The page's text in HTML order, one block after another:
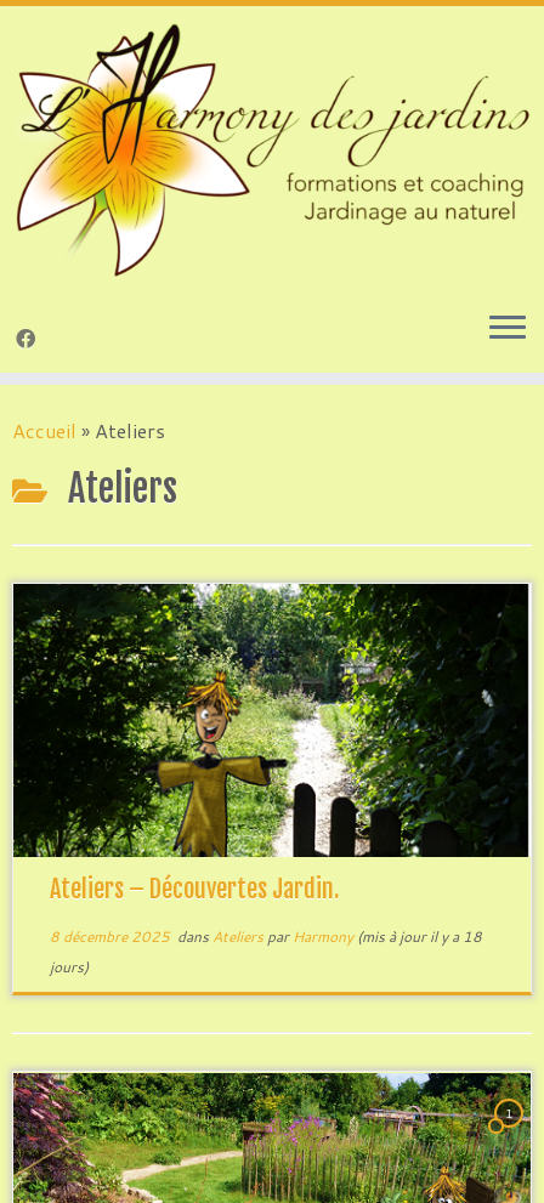
auAccueil » Ateliers
Ateliers
Ateliers – Découvertes Jardin.
8 décembre 2025dans Ateliers parHarmony(mis à jour il y a 18
jours)
1